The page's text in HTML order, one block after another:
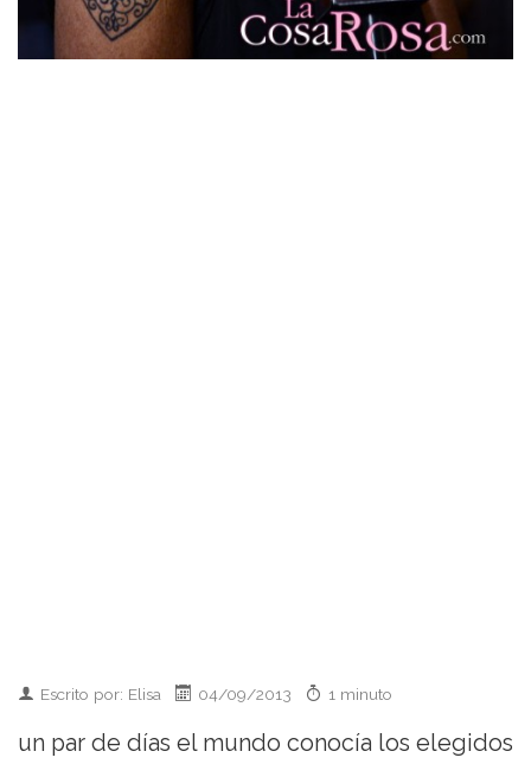
Escrito por: Elisa 04/09/2013 1 minuto
un par de días el mundo conocía los elegidos